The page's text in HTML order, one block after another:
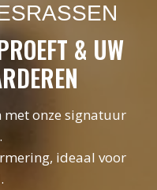
& UW
met onze signatuur
ideaal voor